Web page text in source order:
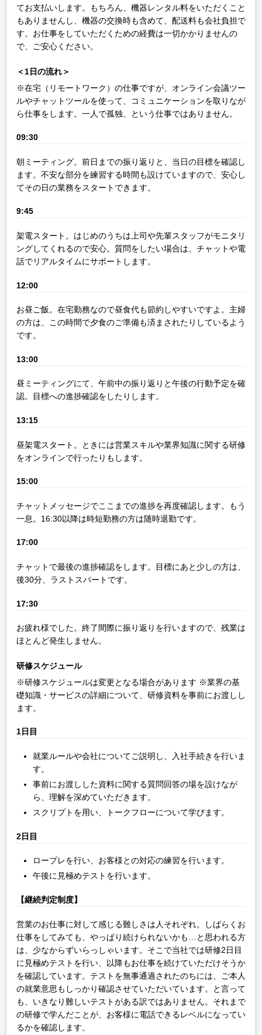
てお支払いします。もちろん、機器レンタル料をいただくこと
もありませんし、機器の交換時も含めて、配送料も会社負担で
す。お仕事をしていただくための経費は一切かかりませんの
で、ご安心ください。
＜1日の流れ＞
※在宅（リモートワーク）の仕事ですが、オンライン会議ツー
ルやチャットツールを使って、コミュニケーションを取りなが
ら仕事をします。一人で孤独、という仕事ではありません。
09:30
朝ミーティング。前日までの振り返りと、当日の目標を確認し
ます。不安な部分を練習する時間も設けていますので、安心し
てその日の業務をスタートできます。
9:45
架電スタート。はじめのうちは上司や先輩スタッフがモニタリ
ングしてくれるので安心。質問をしたい場合は、チャットや電
話でリアルタイムにサポートします。
12:00
お昼ご飯。在宅勤務なので昼食代も節約しやすいですよ。主婦
の方は、この時間で夕食のご準備も済まされたりしているよう
です。
13:00
昼ミーティングにて、午前中の振り返りと午後の行動予定を確
認。目標への進捗確認をしたりします。
13:15
昼架電スタート。ときには営業スキルや業界知識に関する研修
をオンラインで行ったりもします。
15:00
チャットメッセージでここまでの進捗を再度確認します。もう
一息。16:30以降は時短勤務の方は随時退勤です。
17:00
チャットで最後の進捗確認をします。目標にあと少しの方は、
後30分、ラストスパートです。
17:30
お疲れ様でした。終了間際に振り返りを行いますので、残業は
ほとんど発生しません。
研修スケジュール
※研修スケジュールは変更となる場合があります ※業界の基
礎知識・サービスの詳細について、研修資料を事前にお渡しし
ます。
1日目
就業ルールや会社についてご説明し、入社手続きを行いま
す。
事前にお渡しした資料に関する質問回答の場を設けなが
ら、理解を深めていただきます。
スクリプトを用い、トークフローについて学びます。
2日目
ロープレを行い、お客様との対応の練習を行います。
午後に見極めテストを行います。
【継続判定制度】
営業のお仕事に対して感じる難しさは人それぞれ。しばらくお
仕事をしてみても、やっぱり続けられないかも…と思われる方
は、少なからずいらっしゃいます。そこで当社では研修2日目
に見極めテストを行い、以降もお仕事を続けていただけそうか
を確認しています。テストを無事通過されたのちには、ご本人
の就業意思もしっかり確認させていただいています。と言って
も、いきなり難しいテストがある訳ではありません。それまで
の研修で学んだことが、お客様に電話できるレベルになってい
るかを確認します。